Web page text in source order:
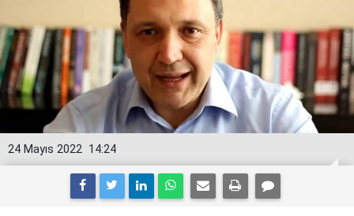
14:24
24 Mayıs 2022